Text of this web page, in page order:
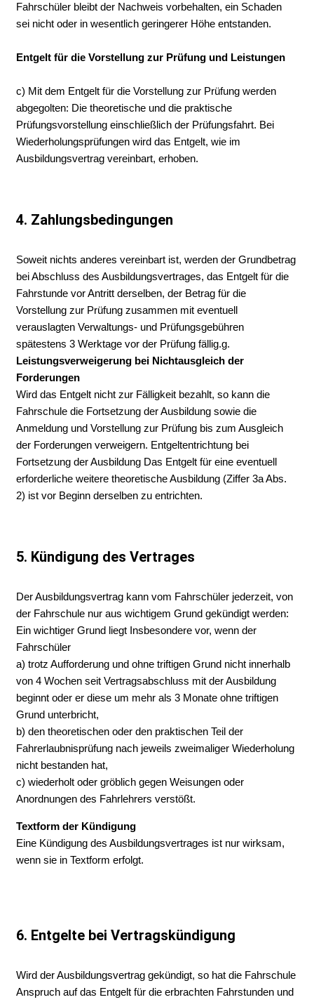
Fahrschüler bleibt der Nachweis vorbehalten, ein Schaden
sei nicht oder in wesentlich geringerer Höhe entstanden.
Entgelt für die Vorstellung zur Prüfung und Leistungen
c) Mit dem Entgelt für die Vorstellung zur Prüfung werden
abgegolten: Die theoretische und die praktische
Prüfungsvorstellung einschließlich der Prüfungsfahrt. Bei
Wiederholungsprüfungen wird das Entgelt, wie im
Ausbildungsvertrag vereinbart, erhoben.
4. Zahlungsbedingungen
Soweit nichts anderes vereinbart ist, werden der Grundbetrag
bei Abschluss des Ausbildungsvertrages, das Entgelt für die
Fahrstunde vor Antritt derselben, der Betrag für die
Vorstellung zur Prüfung zusammen mit eventuell
verauslagten Verwaltungs- und Prüfungsgebühren
spätestens 3 Werktage vor der Prüfung fällig.g.
Leistungsverweigerung bei Nichtausgleich der
Forderungen
Wird das Entgelt nicht zur Fälligkeit bezahlt, so kann die
Fahrschule die Fortsetzung der Ausbildung sowie die
Anmeldung und Vorstellung zur Prüfung bis zum Ausgleich
der Forderungen verweigern. Entgeltentrichtung bei
Fortsetzung der Ausbildung Das Entgelt für eine eventuell
erforderliche weitere theoretische Ausbildung (Ziffer 3a Abs.
2) ist vor Beginn derselben zu entrichten.
5. Kündigung des Vertrages
Der Ausbildungsvertrag kann vom Fahrschüler jederzeit, von
der Fahrschule nur aus wichtigem Grund gekündigt werden:
Ein wichtiger Grund liegt Insbesondere vor, wenn der
Fahrschüler
a) trotz Aufforderung und ohne triftigen Grund nicht innerhalb
von 4 Wochen seit Vertragsabschluss mit der Ausbildung
beginnt oder er diese um mehr als 3 Monate ohne triftigen
Grund unterbricht,
b) den theoretischen oder den praktischen Teil der
Fahrerlaubnisprüfung nach jeweils zweimaliger Wiederholung
nicht bestanden hat,
c) wiederholt oder gröblich gegen Weisungen oder
Anordnungen des Fahrlehrers verstößt.
Textform der Kündigung
Eine Kündigung des Ausbildungsvertrages ist nur wirksam,
wenn sie in Textform erfolgt.
6. Entgelte bei Vertragskündigung
Wird der Ausbildungsvertrag gekündigt, so hat die Fahrschule
Anspruch auf das Entgelt für die erbrachten Fahrstunden und